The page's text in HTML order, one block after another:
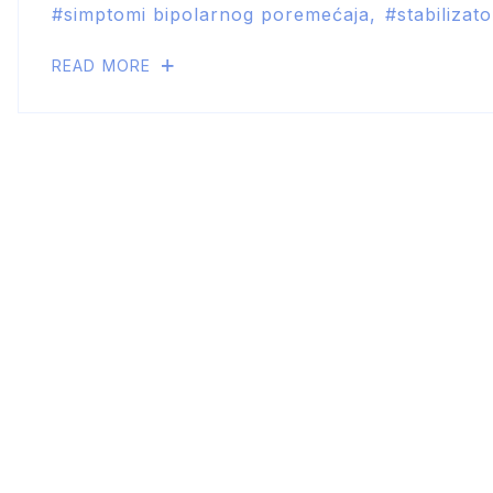
simptomi bipolarnog poremećaja
READ MORE